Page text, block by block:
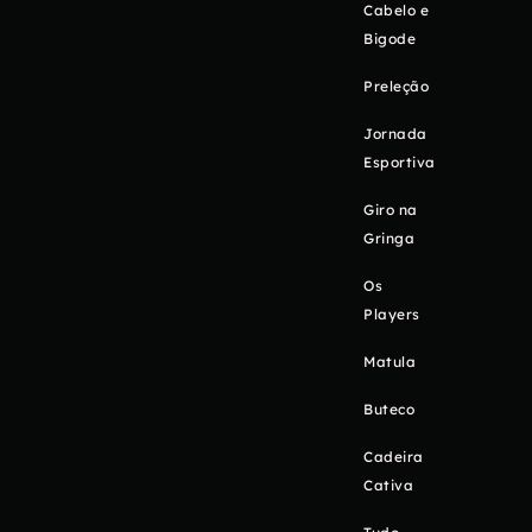
Cabelo e
Bigode
Preleção
Jornada
Esportiva
Giro na
Gringa
Os
Players
Matula
Buteco
Cadeira
Cativa